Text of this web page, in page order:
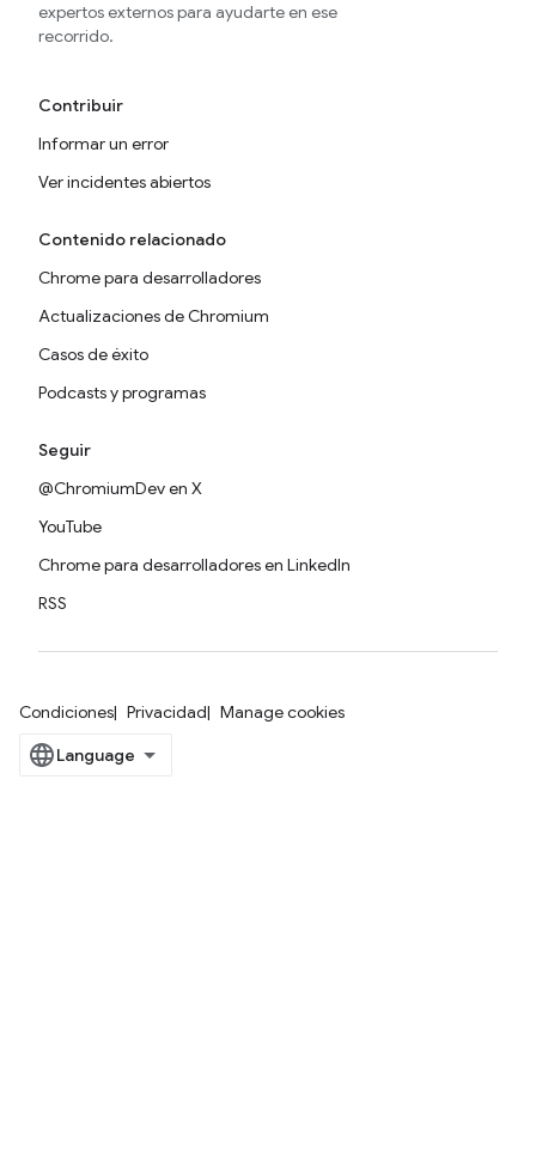
expertos externos para ayudarte en ese
recorrido.
Contribuir
Informar un error
Ver incidentes abiertos
Contenido relacionado
Chrome para desarrolladores
Actualizaciones de Chromium
Casos de éxito
Podcasts y programas
Seguir
@ChromiumDev en X
YouTube
Chrome para desarrolladores en LinkedIn
RSS
Condiciones Privacidad Manage cookies